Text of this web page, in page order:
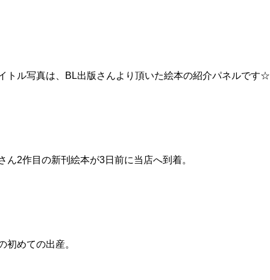
トル写真は、BL出版さんより頂いた絵本の紹介パネルです☆
ん2作目の新刊絵本が3日前に当店へ到着。
初めての出産。